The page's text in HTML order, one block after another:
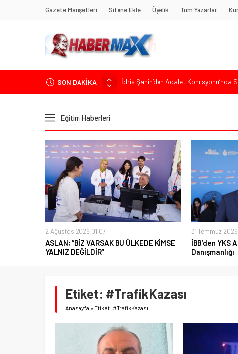
Gazete Manşetleri Sitene Ekle Üyelik Tüm Yazarlar
SON DAKİKA
Soner Çiçekli’den Çekmeköy
Edremit’te Kaymakam Ahmet
İdris Şahin’den Adalet Komisyonu’nda
Eğitim Haberleri
2 Ağustos 2026 01:07
ASLAN; “BİZ VARSAK BU ÜLKEDE KİMSE
YALNIZ DEĞİLDİR”
31 Temmuz 2026
İBB’den YKS
Danışmanlığı
Etiket: #TrafikKazası
Anasayfa » Etiket: #TrafikKazası